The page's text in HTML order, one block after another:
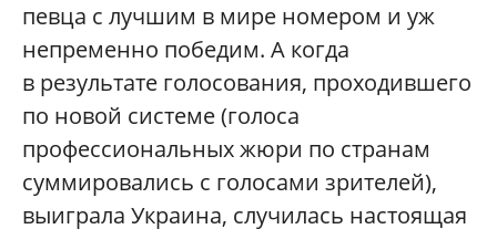
певца с лучшим в мире номером и уж
непременно победим. А когда
в результате голосования, проходившего
по новой системе (голоса
профессиональных жюри по странам
суммировались с голосами зрителей),
выиграла Украина, случилась настоящая